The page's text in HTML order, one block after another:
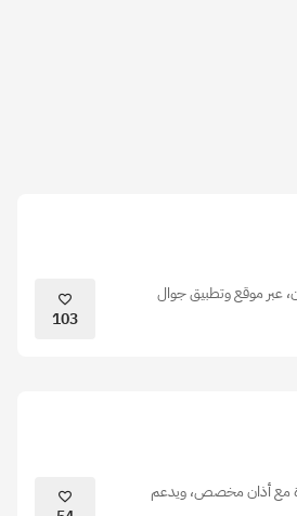
عبر موقع وتطبيق جوال
103
مع أذان مخصص، ويدعم